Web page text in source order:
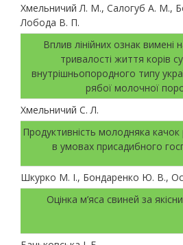
Хмельничий Л. М., Салогуб А. М.,
Лобода В. П.
Вплив лінійних ознак вимені
тривалості життя корів
внутрішньопородного типу
рябої молочної
Хмельничий С. Л.
Продуктивність молодняка качок
в умовах присадибного
Шкурко М. І., Бондаренко Ю. В.,
Оцінка м’яса свиней за